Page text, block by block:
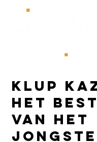
Klup
het
van het
jongste